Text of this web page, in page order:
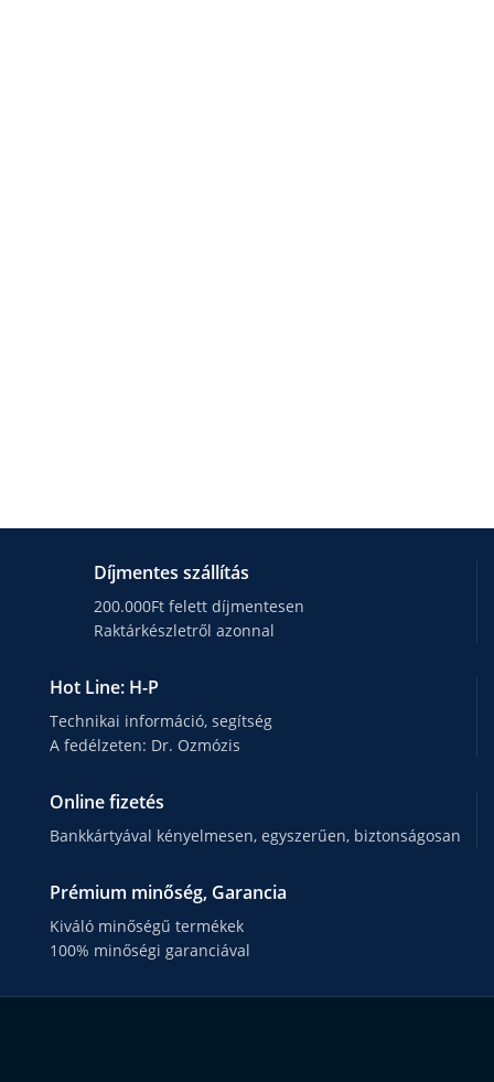
Díjmentes szállítás
200.000Ft felett díjmentesen
Raktárkészletről azonnal
Hot Line: H-P
Technikai információ, segítség
A fedélzeten: Dr. Ozmózis
Online fizetés
Bankkártyával kényelmesen, egyszerűen, biztonságosan
Prémium minőség, Garancia
Kiváló minőségű termékek
100% minőségi garanciával